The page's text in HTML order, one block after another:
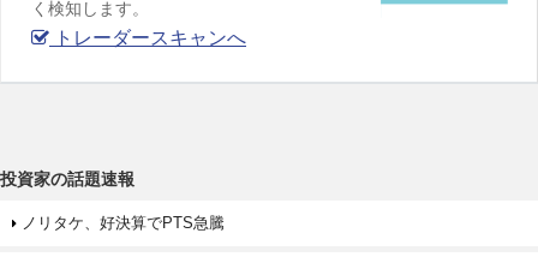
く検知します。
トレーダースキャンへ
投資家の話題速報
ノリタケ、好決算でPTS急騰